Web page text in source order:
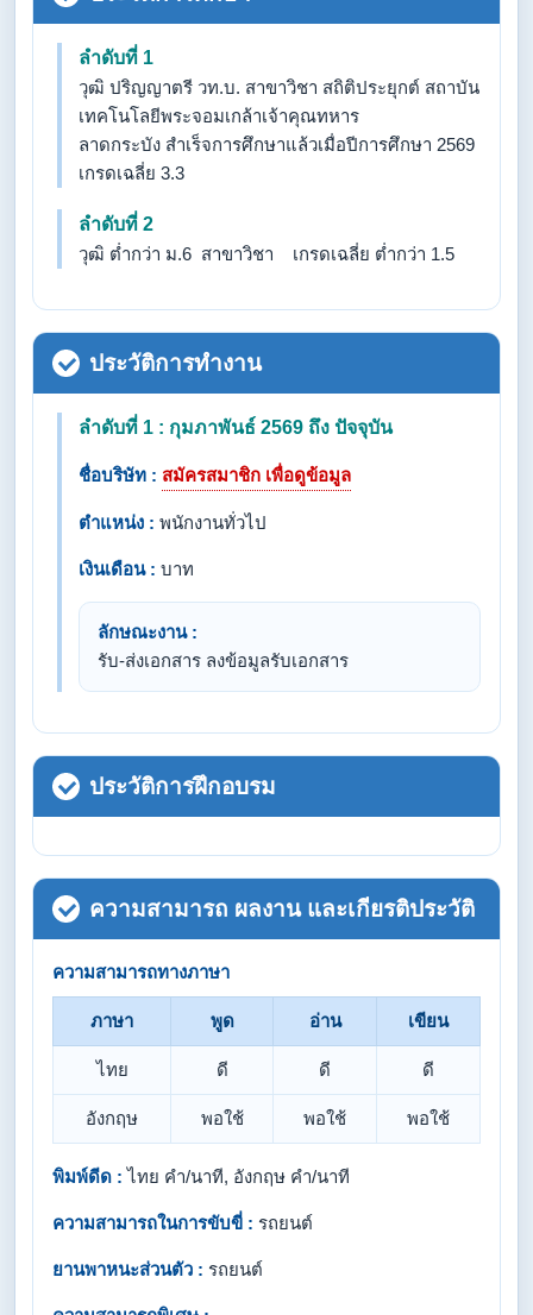
ลำดับที่ 1
วุฒิ ปริญญาตรี วท.บ. สาขาวิชา สถิติประยุกต์ สถาบัน
เทคโนโลยีพระจอมเกล้าเจ้าคุณทหาร
ลาดกระบัง สำเร็จการศึกษาแล้วเมื่อปีการศึกษา 2569
เกรดเฉลี่ย 3.3
ลำดับที่ 2
วุฒิ ต่ำกว่า ม.6 สาขาวิชา เกรดเฉลี่ย ต่ำกว่า 1.5
ประวัติการทำงาน
ลำดับที่ 1 : กุมภาพันธ์ 2569 ถึง ปัจจุบัน
ชื่อบริษัท : สมัครสมาชิก เพื่อดูข้อมูล
ตำแหน่ง : พนักงานทั่วไป
เงินเดือน : บาท
ลักษณะงาน :
รับ-ส่งเอกสาร ลงข้อมูลรับเอกสาร
ประวัติการฝึกอบรม
ความสามารถ ผลงาน และเกียรติประวัติ
ความสามารถทางภาษา
ภาษา พูด อ่าน เขียน
ไทย ดี ดี ดี
อังกฤษ พอใช้ พอใช้ พอใช้
พิมพ์ดีด : ไทย คำ/นาที, อังกฤษ คำ/นาที
ความสามารถในการขับขี่ : รถยนต์
ยานพาหนะส่วนตัว : รถยนต์